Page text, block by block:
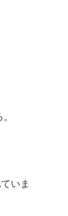
いま